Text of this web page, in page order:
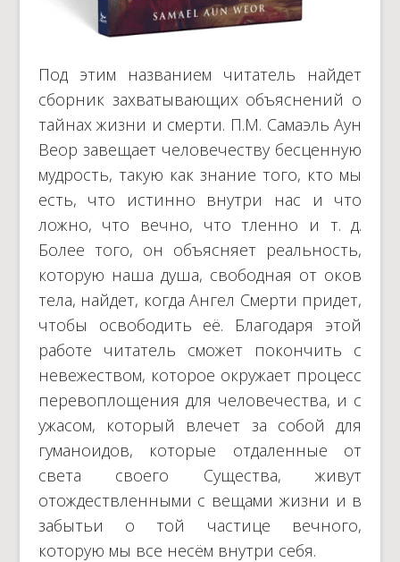
Под этим названием читатель найдет
сборник захватывающих объяснений о
тайнах жизни и смерти. П.М. Самаэль Аун
Веор завещает человечеству бесценную
мудрость, такую ​​как знание того, кто мы
есть, что истинно внутри нас и что
ложно, что вечно, что тленно и т. д.
Более того, он объясняет реальность,
которую наша душа, свободная от оков
тела, найдет, когда Ангел Смерти придет,
чтобы освободить её. Благодаря этой
работе читатель сможет покончить с
невежеством, которое окружает процесс
перевоплощения для человечества, и с
ужасом, который влечет за собой для
гуманоидов, которые отдаленные от
света своего Существа, живут
отождествленными с вещами жизни и в
забытьи о той частице вечного,
которую мы все несём внутри себя.